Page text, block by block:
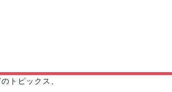
トピックス、